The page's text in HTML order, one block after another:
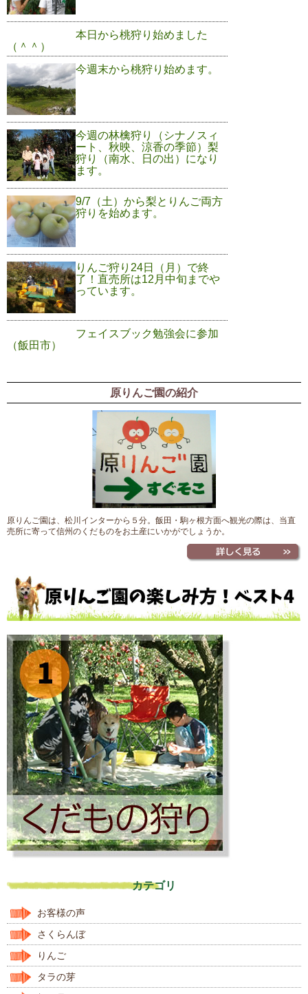
本日から桃狩り始めました
（＾＾）
今週末から桃狩り始めます。
今週の林檎狩り（シナノスィ
ート、秋映、涼香の季節）梨
狩り（南水、日の出）になり
ます。
9/7（土）から梨とりんご両方
狩りを始めます。
りんご狩り24日（月）で終
了！直売所は12月中旬までや
っています。
フェイスブック勉強会に参加
（飯田市）
原りんご園の紹介
原りんご園は、松川インターから５分。飯田・駒ヶ根方面へ観光の際は、当直
売所に寄って信州のくだものをお土産にいかがでしょうか。
カテゴリ
お客様の声
さくらんぼ
りんご
タラの芽